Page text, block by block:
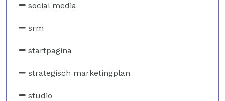
social media
srm
startpagina
strategisch marketingplan
studio